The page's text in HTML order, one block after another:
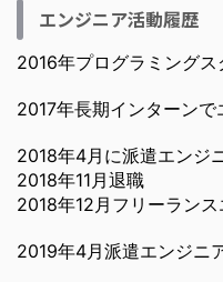
エンジニア活動履歴
2016年プログラミング
2017年長期インターン
2018年4月に派遣エンジ
2018年11月退職
2018年12月フリーラン
2019年4月派遣エンジニ